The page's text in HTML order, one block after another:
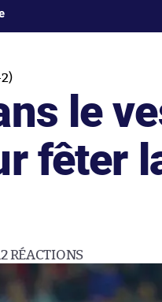
le
fêter
RÉACTIONS